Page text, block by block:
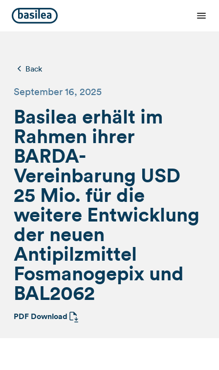
Back
September 16, 2025
Basilea erhält im
Rahmen ihrer
BARDA-
Vereinbarung USD
25 Mio. für die
weitere Entwicklung
der neuen
Antipilzmittel
Fosmanogepix und
BAL2062
PDF Download